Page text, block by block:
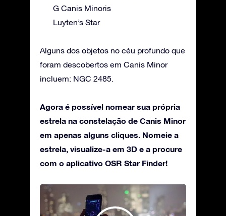
G Canis Minoris
Luyten’s Star
Alguns dos objetos no céu profundo que
foram descobertos em Canis Minor
incluem: NGC 2485.
Agora é possível nomear sua própria
estrela na constelação de Canis Minor
em apenas alguns cliques. Nomeie a
estrela, visualize-a em 3D e a procure
com o aplicativo OSR Star Finder!